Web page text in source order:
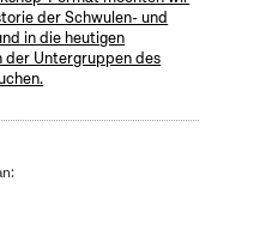
der Schwulen- und
in die heutigen
der Untergruppen des